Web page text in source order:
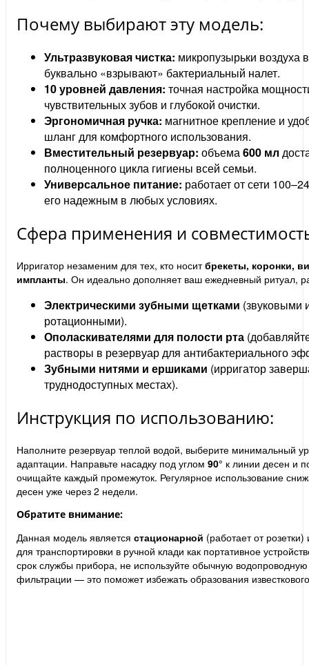
Почему выбирают эту модель:
Ультразвуковая чистка: микропузырьки воздуха
буквально «взрывают» бактериальный налет.
10 уровней давления: точная настройка
чувствительных зубов и глубокой очистки.
Эргономичная ручка: магнитное крепление и
шланг для комфортного использования.
Вместительный резервуар: объема600 мл
полноценного цикла гигиены всей семьи.
Универсальное питание: работает от сети
его надежным в любых условиях.
Сфера применения и
Ирригатор незаменим для тех, кто носитбрекеты, коронки,
импланты. Он идеально дополняет ваш ежедневный ритуал,
Электрическими зубными щетками (звуковыми
ротационными).
Ополаскивателями для полости рта
растворы в резервуар для антибактериального
Зубными нитями и ершиками (ирригатор
труднодоступных местах).
Инструкция по использованию:
Наполните резервуар теплой водой, выберите минимальный
адаптации. Направьте насадку под углом 90° к линии десен и
очищайте каждый промежуток. Регулярное использование
десен уже через 2 недели.
Обратите внимание:
Данная модель является стационарной (работает от
для транспортировки в ручной клади как портативное
срок службы прибора, не используйте обычную водопроводную
фильтрации — это поможет избежать образования